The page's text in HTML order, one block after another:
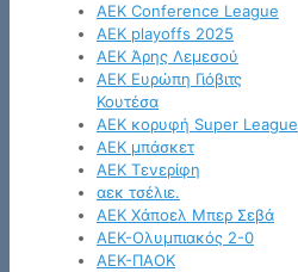
ΑΕΚ Conference League
ΑΕΚ playoffs 2025
ΑΕΚ Άρης Λεμεσού
ΑΕΚ Ευρώπη Γιόβιτς
Κουτέσα
ΑΕΚ κορυφή Super League
ΑΕΚ μπάσκετ
ΑΕΚ Τενερίφη
αεκ τσέλιε.
ΑΕΚ Χάποελ Μπερ Σεβά
ΑΕΚ-Ολυμπιακός 2-0
ΑΕΚ-ΠΑΟΚ